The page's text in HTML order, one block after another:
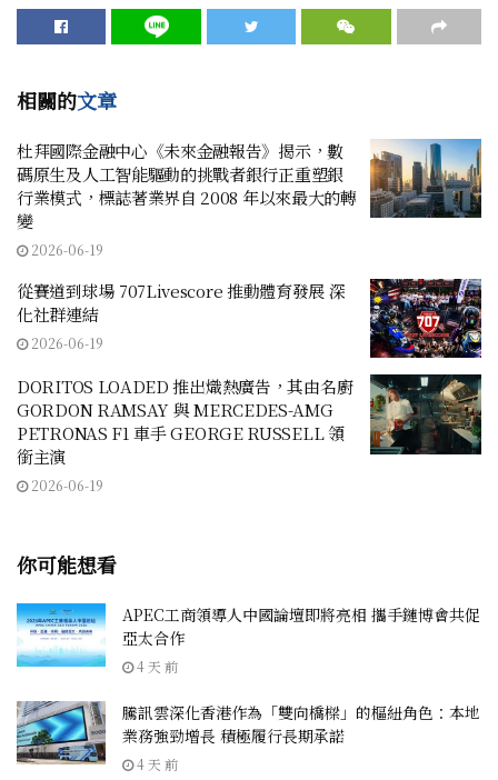
相關的文章
杜拜國際金融中心《未來金融報告》揭示，數
碼原生及人工智能驅動的挑戰者銀行正重塑銀
行業模式，標誌著業界自 2008 年以來最大的轉
變
2026-06-19
從賽道到球場 707Livescore 推動體育發展 深
化社群連結
2026-06-19
DORITOS LOADED 推出熾熱廣告，其由名廚
GORDON RAMSAY 與 MERCEDES-AMG
PETRONAS F1 車手 GEORGE RUSSELL 領
銜主演
2026-06-19
你可能想看
APEC工商領導人中國論壇即將亮相 攜手鏈博會共促
亞太合作
4 天 前
騰訊雲深化香港作為「雙向橋樑」的樞紐角色：本地
業務強勁增長 積極履行長期承諾
4 天 前